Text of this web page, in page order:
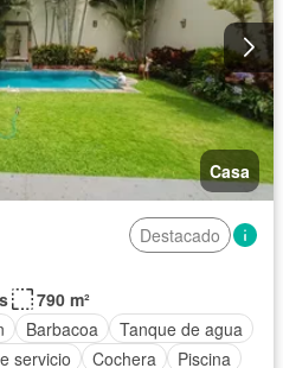
Casa
Destacado
790 m²
Barbacoa
Tanque de agua
servicio Cochera Piscina